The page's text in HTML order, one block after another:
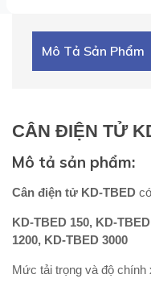
Mô Tả Sản Phẩm
CÂN ĐIỆN TỬ
Mô tả sản phẩm:
Cân điện tử KD-TBED
KD-TBED 150, KD-
1200, KD-TBED 3000
Mức tải trọng và độ chính